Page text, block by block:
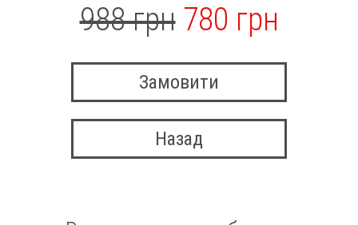
988 грн 780 грн
Замовити
Назад